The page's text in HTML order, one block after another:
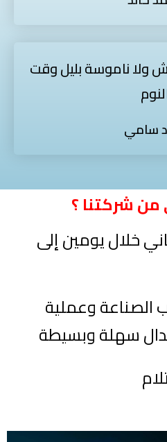
ولا ناموسة بليل وقت
سامي
من شركتنا ؟
خلال يومين إلى
وعملية
سهلة وبسيطة